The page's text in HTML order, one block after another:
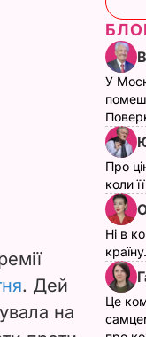
. Дей
на
У
Про
коли
Ні в
Це